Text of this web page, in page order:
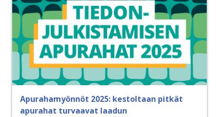
Apurahamyönnöt 2025: kestoltaan pitkät
apurahat turvaavat laadun